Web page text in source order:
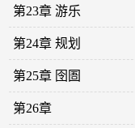
第23章 游乐
第24章 规划
第25章 囹圄
第26章